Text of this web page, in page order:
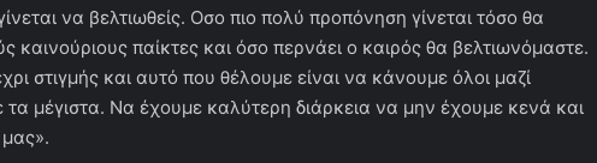
να βελτιωθείς. Οσο πιο πολύ προπόνηση γίνεται τόσο θα
καινούριους παίκτες και όσο περνάει ο καιρός θα βελτιωνόμαστε.
στιγμής και αυτό που θέλουμε είναι να κάνουμε όλοι μαζί
μέγιστα. Να έχουμε καλύτερη διάρκεια να μην έχουμε κενά και